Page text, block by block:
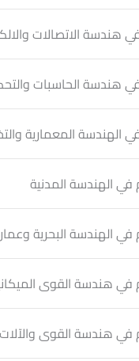
هندسة الاتصالات
هندسة الحاسبات
الهندسة المعمارية
في الهندسة المدنية
في الهندسة البحرية
في هندسة القوى
في هندسة القوى والآلات